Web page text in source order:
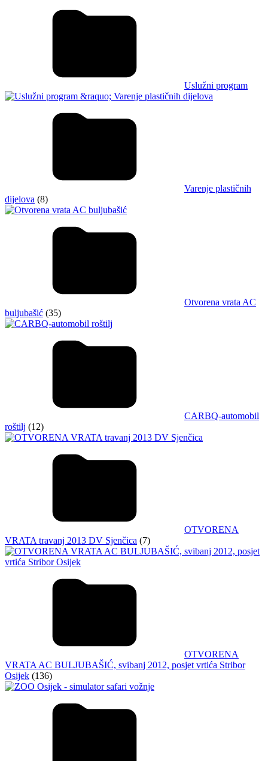
Uslužni program
Varenje plastičnih
dijelova (8)
Otvorena vrata AC
buljubašić (35)
CARBQ-automobil
roštilj (12)
OTVORENA
VRATA travanj 2013 DV Sjenčica (7)
OTVORENA
VRATA AC BULJUBAŠIĆ, svibanj 2012, posjet vrtića Stribor
Osijek (136)